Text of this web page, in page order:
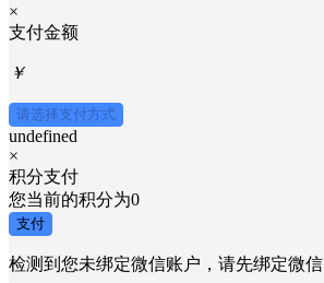
×
支付金额
￥
请选择支付方式
undefined
×
积分支付
您当前的积分为0
支付
检测到您未绑定微信账户，请先绑定微信